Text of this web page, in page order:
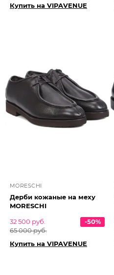
Купить на VIPAVENUE
MORESCHI
Дерби кожаные на меху
MORESCHI
32 500 руб.
65 000 руб.
-50%
Купить на VIPAVENUE